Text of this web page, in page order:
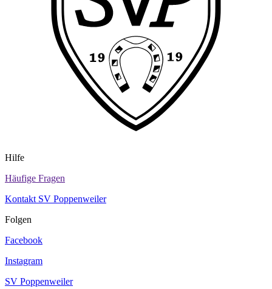
Hilfe
Häufige Fragen
Kontakt SV Poppenweiler
Folgen
Facebook
Instagram
SV Poppenweiler